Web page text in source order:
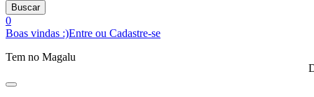
Buscar
0
Boas vindas :)Entre ou Cadastre-se
Tem no Magalu